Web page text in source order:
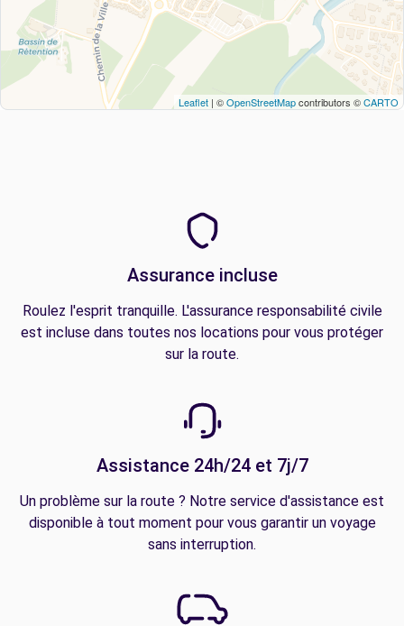
Leaflet | ©OpenStreetMapcontributors ©CARTO
Assurance incluse
Roulez l'esprit tranquille. L'assurance responsabilité civile
est incluse dans toutes nos locations pour vous protéger
sur la route.
Assistance 24h/24 et 7j/7
Un problème sur la route ? Notre service d'assistance est
disponible à tout moment pour vous garantir un voyage
sans interruption.